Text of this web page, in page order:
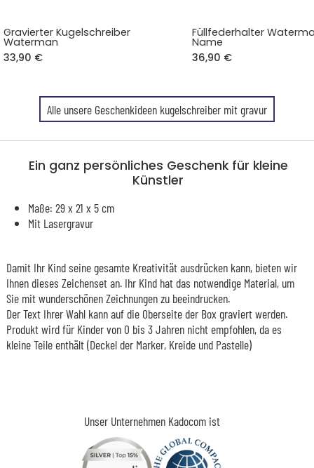
Gravierter Kugelschreiber
Waterman
33,90 €
Füllfederhalter
Name
36,90 €
Alle unsere Geschenkideen kugelschreiber mit gravur
Ein ganz persönliches Geschenk für kleine
Künstler
Maße: 29 x 21 x 5 cm
Mit Lasergravur
Unser Unternehmen Kadocom ist
Damit Ihr Kind seine gesamte Kreativität ausdrücken kann, bieten wir
Ihnen dieses Zeichenset an. Ihr Kind hat das notwendige Material, um
Sie mit wunderschönen Zeichnungen zu beeindrucken.
Der Text Ihrer Wahl kann auf die Oberseite der Box graviert werden.
Produkt wird für Kinder von 0 bis 3 Jahren nicht empfohlen, da es
kleine Teile enthält (Deckel der Marker, Kreide und Pastelle)